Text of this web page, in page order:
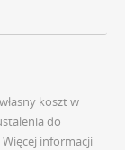
koszt w
do
informacji